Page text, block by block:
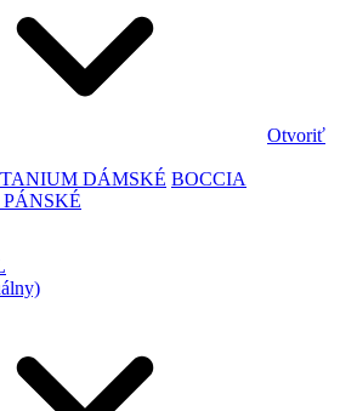
Otvoriť
DÁMSKÉ BOCCIA